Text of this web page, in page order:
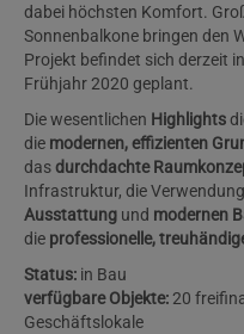
dabei höchsten Komfort.
Sonnenbalkone bringen den
Projekt befindet sich derzeit
Frühjahr 2020 geplant.
Die wesentlichen Highlights
die modernen, effizienten
dasdurchdachte
Infrastruktur, die
Ausstattung und modernen
die professionelle,
Status: in Bau
verfügbare Objekte:20
Geschäftslokale